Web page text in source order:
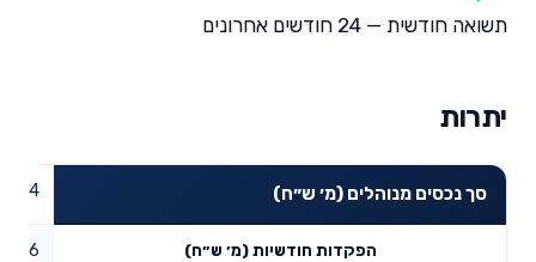
תשואה חודשית — 24 חודשים אחרונים
יתרות
סך נכסים מנוהלים (מ׳ ש״ח)
הפקדות חודשיות (מ׳ ש״ח) 0.26